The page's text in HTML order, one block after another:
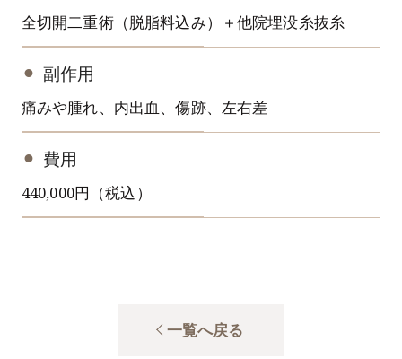
全切開二重術（脱脂料込み）＋他院埋没糸抜糸
副作用
痛みや腫れ、内出血、傷跡、左右差
費用
440,000円（税込）
一覧へ戻る